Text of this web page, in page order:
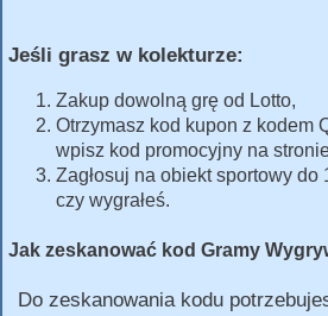
Jeśli grasz w kolekturze:
Zakup dowolną grę od Lotto,
Otrzymasz kod kupon z kodem
wpisz kod promocyjny na
Zagłosuj na obiekt sportowy do
czy wygrałeś.
Jak zeskanować kod Gramy
Do zeskanowania kodu